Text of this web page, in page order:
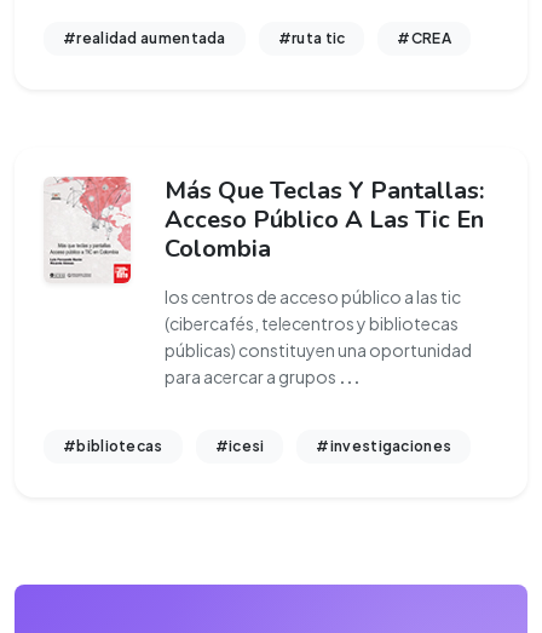
#realidad aumentada #ruta tic #CREA
Más Que Teclas Y Pantallas:
Acceso Público A Las Tic En
Colombia
los centros de acceso público a las tic
(cibercafés, telecentros y bibliotecas
públicas) constituyen una oportunidad
para acercar a grupos ...
#bibliotecas #icesi #investigaciones